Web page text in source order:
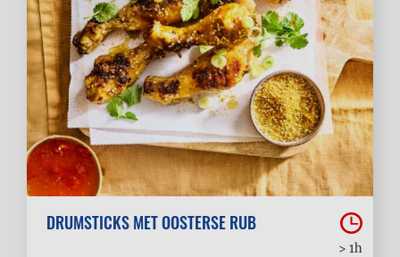
DRUMSTICKS MET OOSTERSE RUB
> 1h